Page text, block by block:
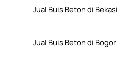
Jual Buis Beton di Bekasi
Jual Buis Beton di Bogor